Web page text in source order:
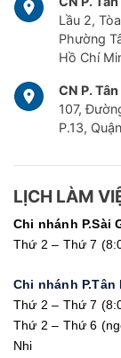
Lầu 2,
Phường
Hồ Chí
CN P.
107,
P.13,
LỊCH LÀM
Chi nhánh P.Sài
Thứ 2 – Thứ 7
Chi nhánh P.Tân
Thứ 2 – Thứ 7
Thứ 2 – Thứ 6
Nhi